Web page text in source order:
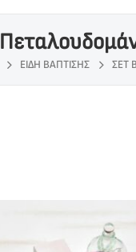
ΕΊΔΗ ΒΆΠΤΙΣΗΣ ΣΕΤ